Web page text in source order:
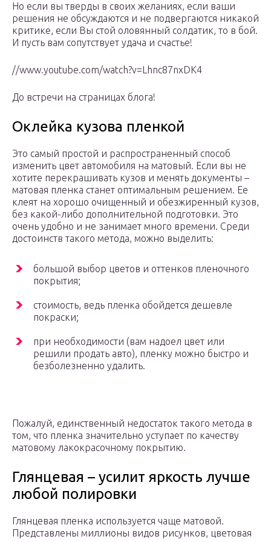
Но если вы тверды в своих желаниях, если ваши
решения не обсуждаются и не подвергаются никакой
критике, если Вы стой оловянный солдатик, то в бой.
И пусть вам сопутствует удача и счастье!
//www.youtube.com/watch?v=Lhnc87nxDK4
До встречи на страницах блога!
Оклейка кузова пленкой
Это самый простой и распространенный способ
изменить цвет автомобиля на матовый. Если вы не
хотите перекрашивать кузов и менять документы –
матовая пленка станет оптимальным решением. Ее
клеят на хорошо очищенный и обезжиренный кузов,
без какой-либо дополнительной подготовки. Это
очень удобно и не занимает много времени. Среди
достоинств такого метода, можно выделить:
большой выбор цветов и оттенков пленочного
покрытия;
стоимость, ведь пленка обойдется дешевле
покраски;
при необходимости (вам надоел цвет или
решили продать авто), пленку можно быстро и
безболезненно удалить.
Пожалуй, единственный недостаток такого метода в
том, что пленка значительно уступает по качеству
матовому лакокрасочному покрытию.
Глянцевая – усилит яркость лучше
любой полировки
Глянцевая пленка используется чаще матовой.
Представлены миллионы видов рисунков, цветовая